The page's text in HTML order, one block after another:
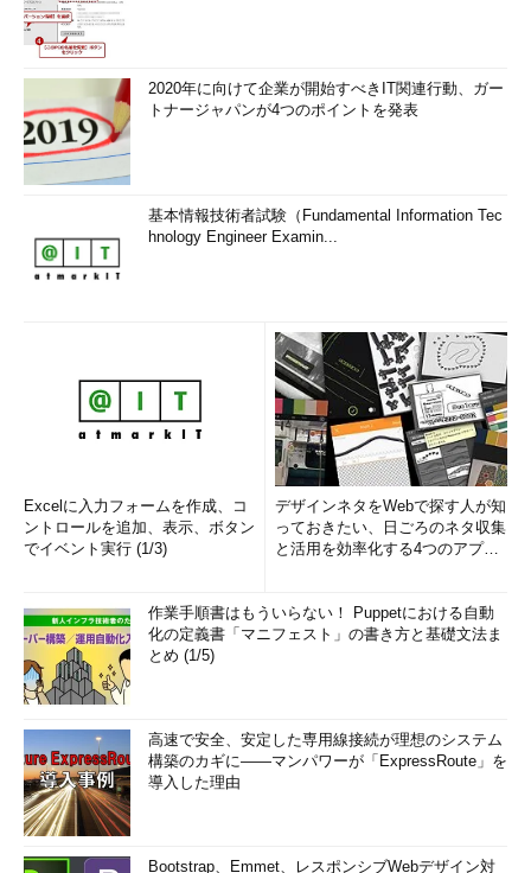
2020年に向けて企業が開始すべきIT関連行動、ガー
トナージャパンが4つのポイントを発表
基本情報技術者試験（Fundamental Information Tec
hnology Engineer Examin...
Excelに入力フォームを作成、コ
ントロールを追加、表示、ボタン
でイベント実行 (1/3)
デザインネタをWebで探す人が知
っておきたい、日ごろのネタ収集
と活用を効率化する4つのアプリ
作業手順書はもういらない！ Puppetにおける自動
化の定義書「マニフェスト」の書き方と基礎文法ま
とめ (1/5)
高速で安全、安定した専用線接続が理想のシステム
構築のカギに――マンパワーが「ExpressRoute」を
導入した理由
Bootstrap、Emmet、レスポンシブWebデザイン対